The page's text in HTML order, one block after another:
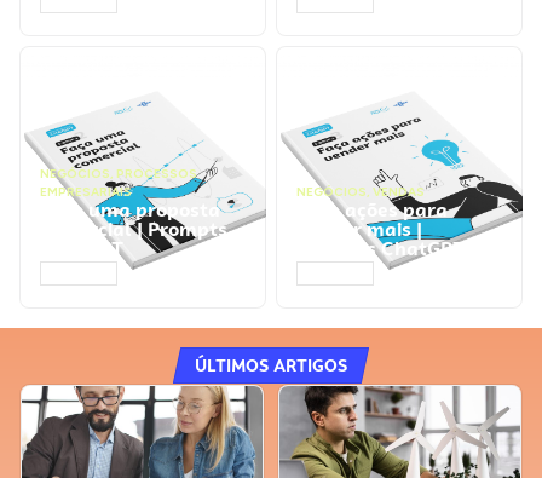
NEGÓCIOS, PROCESSOS
EMPRESARIAIS
Faça uma proposta
comercial | Prompts
ChatGPT
NEGÓCIOS, VENDAS
Faça ações para
vender mais |
Prompts ChatGPT
ÚLTIMOS ARTIGOS